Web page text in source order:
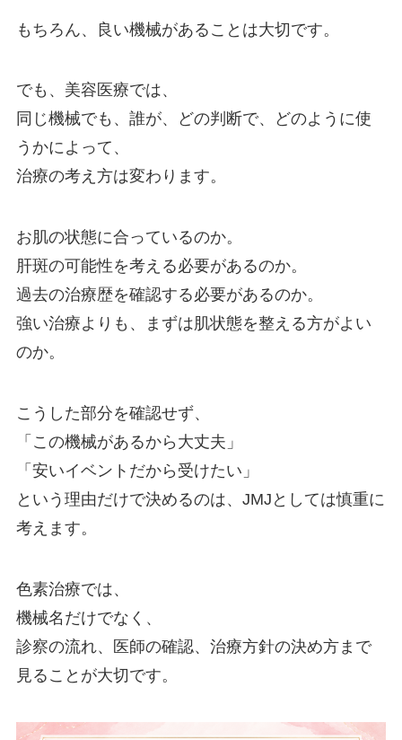
もちろん、良い機械があることは大切です。
でも、美容医療では、
同じ機械でも、誰が、どの判断で、どのように使
うかによって、
治療の考え方は変わります。
お肌の状態に合っているのか。
肝斑の可能性を考える必要があるのか。
過去の治療歴を確認する必要があるのか。
強い治療よりも、まずは肌状態を整える方がよい
のか。
こうした部分を確認せず、
「この機械があるから大丈夫」
「安いイベントだから受けたい」
という理由だけで決めるのは、JMJとしては慎重に
考えます。
色素治療では、
機械名だけでなく、
診察の流れ、医師の確認、治療方針の決め方まで
見ることが大切です。